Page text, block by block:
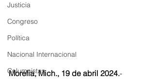
Justicia
Congreso
Política
Nacional Internacional
Columnistas
Morelia, Mich., 19 de abril 2024.-